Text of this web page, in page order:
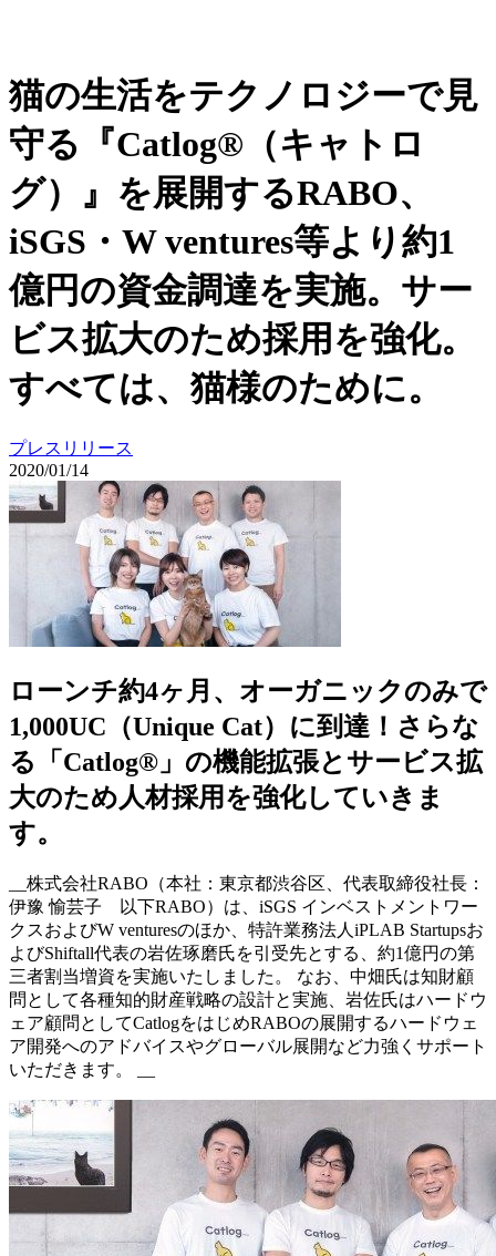
猫の⽣活をテクノロジーで⾒
守る『Catlog®（キャトロ
グ）』を展開するRABO、
iSGS・W ventures等より約1
億円の資⾦調達を実施。サー
ビス拡大のため採用を強化。
すべては、猫様のために。
プレスリリース
2020/01/14
ローンチ約4ヶ月、オーガニックのみで
1,000UC（Unique Cat）に到達！さらな
る「Catlog®」の機能拡張とサービス拡
大のため人材採用を強化していきま
す。
__株式会社RABO（本社：東京都渋谷区、代表取締役社長：
伊豫 愉芸子 以下RABO）は、iSGS インベストメントワー
クスおよびW venturesのほか、特許業務法人iPLAB Startupsお
よびShiftall代表の岩佐琢磨氏を引受先とする、約1億円の第
三者割当増資を実施いたしました。 なお、中畑氏は知財顧
問として各種知的財産戦略の設計と実施、岩佐氏はハードウ
ェア顧問としてCatlogをはじめRABOの展開するハードウェ
ア開発へのアドバイスやグローバル展開など力強くサポート
いただきます。 __